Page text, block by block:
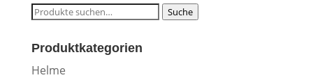
Suche
Suche
Produktkategorien
Helme